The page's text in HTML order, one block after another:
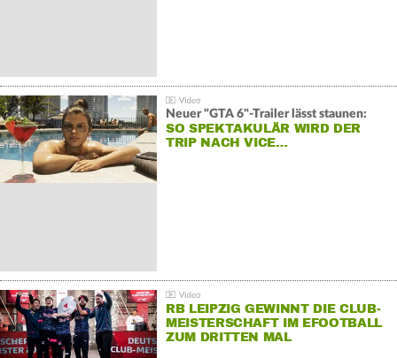
Neuer "GTA 6"-Trailer lässt staunen:
SO SPEKTAKULÄR WIRD DER
TRIP NACH VICE…
RB LEIPZIG GEWINNT DIE CLUB-
MEISTERSCHAFT IM EFOOTBALL
ZUM DRITTEN MAL